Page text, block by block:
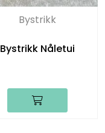
Bystrikk
Bystrikk Nåletui